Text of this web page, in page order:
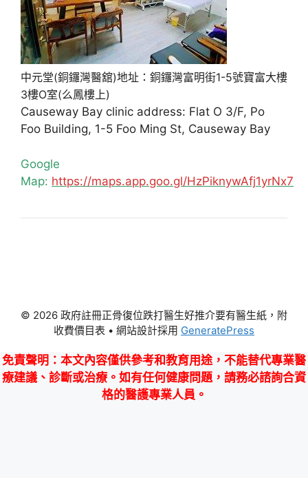
中元堂(銅鑼灣醫舘)地址：銅鑼灣富明街1-5號寶富大樓
3樓O室(么鳳樓上)
Causeway Bay clinic address: Flat O 3/F, Po
Foo Building, 1-5 Foo Ming St, Causeway Bay
Google
Map: https://maps.app.goo.gl/HzPiknywAfj1yrNx7
© 2026 政府註冊正骨復位跌打醫生好推介要有醫生紙，附
收費價目表 • 網站設計採用 GeneratePress
免責聲明 ：本文內容僅供參考和教育用途，不能替代專業醫
療建議、診斷或治療。如有任何健康問題，請務必諮詢合資
格的醫護專業人員。